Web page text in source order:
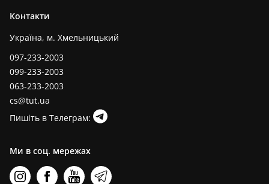
Контакти
Україна, м. Хмельницький
097-233-2003
099-233-2003
063-233-2003
cs@tut.ua
Пишіть в Телеграм:
Ми в соц. мережах